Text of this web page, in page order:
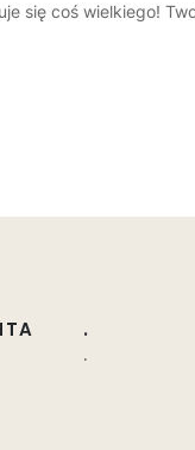
się coś wielkiego!
.
.